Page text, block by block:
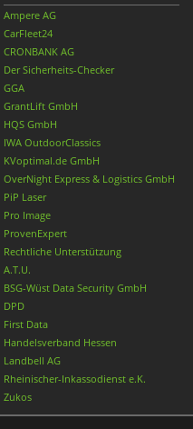
Ampere AG
CarFleet24
CRONBANK AG
Der Sicherheits-Checker
GGA
GrantLift GmbH
HQS GmbH
IWA OutdoorClassics
KVoptimal.de GmbH
OverNight Express & Logistics GmbH
PiP Laser
Pro Image
ProvenExpert
Rechtliche Unterstützung
A.T.U.
BSG-Wüst Data Security GmbH
DPD
First Data
Handelsverband Hessen
Landbell AG
Rheinischer-Inkassodienst e.K.
Zukos